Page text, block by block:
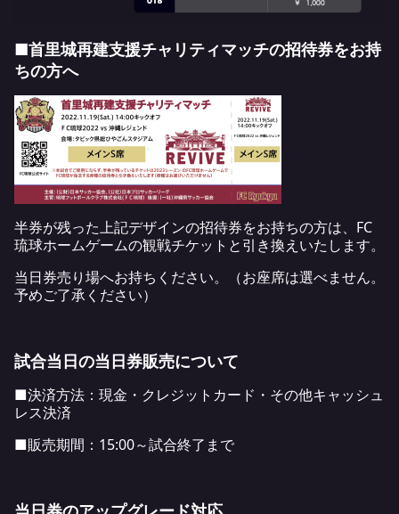
■首里城再建支援チャリティマッチの招待券をお持
ちの方へ
半券が残った上記デザインの招待券をお持ちの方は、FC
琉球ホームゲームの観戦チケットと引き換えいたします。
当日券売り場へお持ちください。（お座席は選べません。
予めご了承ください）
試合当日の当日券販売について
■決済方法：現金・クレジットカード・その他キャッシュ
レス決済
■販売期間：15:00～試合終了まで